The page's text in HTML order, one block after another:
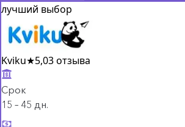
лучший выбор
Kviku★5,03 отзыва
Срок
15 – 45 дн.